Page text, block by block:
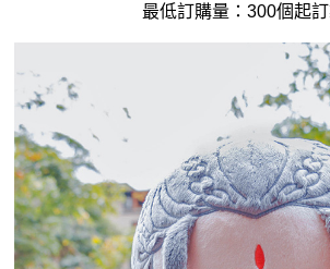
最低訂購量：300個起